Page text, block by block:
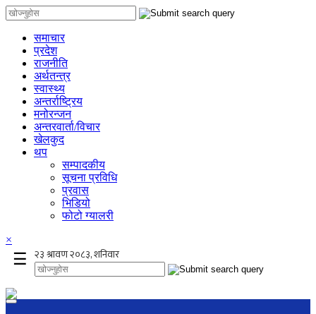
समाचार
प्रदेश
राजनीति
अर्थतन्त्र
स्वास्थ्य
अन्तर्राष्ट्रिय
मनोरन्जन
अन्तरवार्ता/विचार
खेलकुद
थप
सम्पादकीय
सूचना प्रविधि
प्रवास
भिडियो
फोटो ग्यालरी
×
☰